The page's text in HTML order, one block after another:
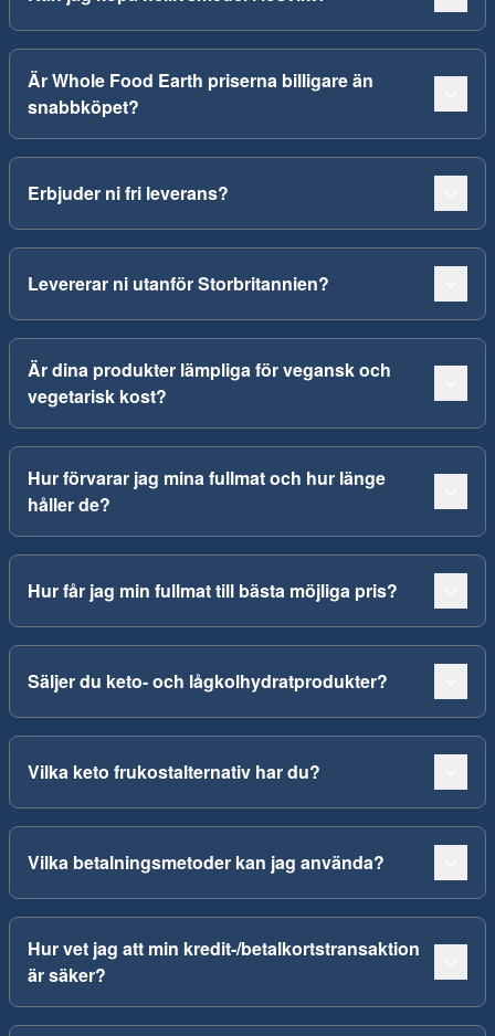
Är Whole Food Earth priserna billigare än
snabbköpet?
Erbjuder ni fri leverans?
Levererar ni utanför Storbritannien?
Är dina produkter lämpliga för vegansk och
vegetarisk kost?
Hur förvarar jag mina fullmat och hur länge
håller de?
Hur får jag min fullmat till bästa möjliga pris?
Säljer du keto- och lågkolhydratprodukter?
Vilka keto frukostalternativ har du?
Vilka betalningsmetoder kan jag använda?
Hur vet jag att min kredit-/betalkortstransaktion
är säker?